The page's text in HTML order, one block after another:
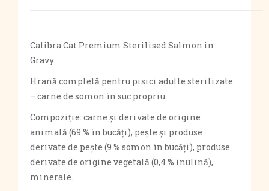
Calibra Cat Premium Sterilised Salmon in
Gravy
Hrană completă pentru pisici adulte sterilizate
– carne de somon în suc propriu.
Compoziţie: carne şi derivate de origine
animală (69 % în bucăți), peşte şi produse
derivate de peşte (9 % somon în bucăți), produse
derivate de origine vegetală (0,4 % inulină),
minerale.